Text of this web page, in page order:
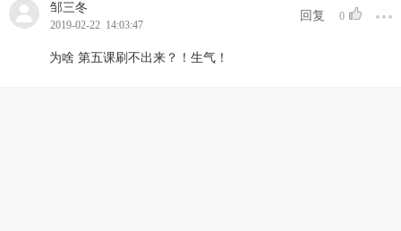
邹三冬
2019-02-22 14:03:47
回复 0
为啥 第五课刷不出来？！生气！